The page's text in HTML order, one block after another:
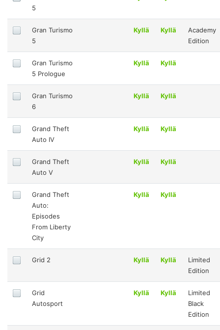
5
Gran Turismo
5
Kyllä Kyllä
Academy
Edition
Gran Turismo
5 Prologue
Kyllä Kyllä
Gran Turismo
6
Kyllä Kyllä
Grand Theft
Auto IV
Kyllä Kyllä
Grand Theft
Auto V
Kyllä Kyllä
Grand Theft
Auto:
Episodes
From Liberty
City
Kyllä Kyllä
Grid 2 Kyllä Kyllä
Limited
Edition
Grid
Autosport
Kyllä Kyllä
Limited
Black
Edition